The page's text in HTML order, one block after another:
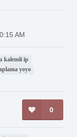
AM
kalemli ip
yoyo
0